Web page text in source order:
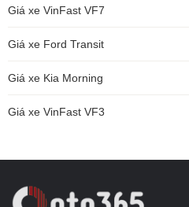
Giá xe VinFast VF7
Giá xe Ford Transit
Giá xe Kia Morning
Giá xe VinFast VF3